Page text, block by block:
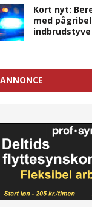
Kort nyt:
med
indbrudstyve